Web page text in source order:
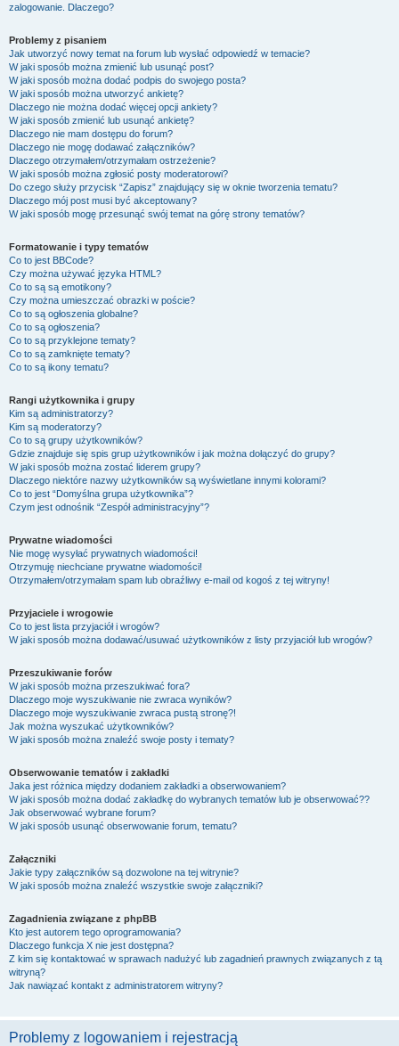
zalogowanie. Dlaczego?
Problemy z pisaniem
Jak utworzyć nowy temat na forum lub wysłać odpowiedź w temacie?
W jaki sposób można zmienić lub usunąć post?
W jaki sposób można dodać podpis do swojego posta?
W jaki sposób można utworzyć ankietę?
Dlaczego nie można dodać więcej opcji ankiety?
W jaki sposób zmienić lub usunąć ankietę?
Dlaczego nie mam dostępu do forum?
Dlaczego nie mogę dodawać załączników?
Dlaczego otrzymałem/otrzymałam ostrzeżenie?
W jaki sposób można zgłosić posty moderatorowi?
Do czego służy przycisk “Zapisz” znajdujący się w oknie tworzenia tematu?
Dlaczego mój post musi być akceptowany?
W jaki sposób mogę przesunąć swój temat na górę strony tematów?
Formatowanie i typy tematów
Co to jest BBCode?
Czy można używać języka HTML?
Co to są są emotikony?
Czy można umieszczać obrazki w poście?
Co to są ogłoszenia globalne?
Co to są ogłoszenia?
Co to są przyklejone tematy?
Co to są zamknięte tematy?
Co to są ikony tematu?
Rangi użytkownika i grupy
Kim są administratorzy?
Kim są moderatorzy?
Co to są grupy użytkowników?
Gdzie znajduje się spis grup użytkowników i jak można dołączyć do grupy?
W jaki sposób można zostać liderem grupy?
Dlaczego niektóre nazwy użytkowników są wyświetlane innymi kolorami?
Co to jest “Domyślna grupa użytkownika”?
Czym jest odnośnik “Zespół administracyjny”?
Prywatne wiadomości
Nie mogę wysyłać prywatnych wiadomości!
Otrzymuję niechciane prywatne wiadomości!
Otrzymałem/otrzymałam spam lub obraźliwy e-mail od kogoś z tej witryny!
Przyjaciele i wrogowie
Co to jest lista przyjaciół i wrogów?
W jaki sposób można dodawać/usuwać użytkowników z listy przyjaciół lub wrogów?
Przeszukiwanie forów
W jaki sposób można przeszukiwać fora?
Dlaczego moje wyszukiwanie nie zwraca wyników?
Dlaczego moje wyszukiwanie zwraca pustą stronę?!
Jak można wyszukać użytkowników?
W jaki sposób można znaleźć swoje posty i tematy?
Obserwowanie tematów i zakładki
Jaka jest różnica między dodaniem zakładki a obserwowaniem?
W jaki sposób można dodać zakładkę do wybranych tematów lub je obserwować??
Jak obserwować wybrane forum?
W jaki sposób usunąć obserwowanie forum, tematu?
Załączniki
Jakie typy załączników są dozwolone na tej witrynie?
W jaki sposób można znaleźć wszystkie swoje załączniki?
Zagadnienia związane z phpBB
Kto jest autorem tego oprogramowania?
Dlaczego funkcja X nie jest dostępna?
Z kim się kontaktować w sprawach nadużyć lub zagadnień prawnych związanych z tą
witryną?
Jak nawiązać kontakt z administratorem witryny?
Problemy z logowaniem i rejestracją